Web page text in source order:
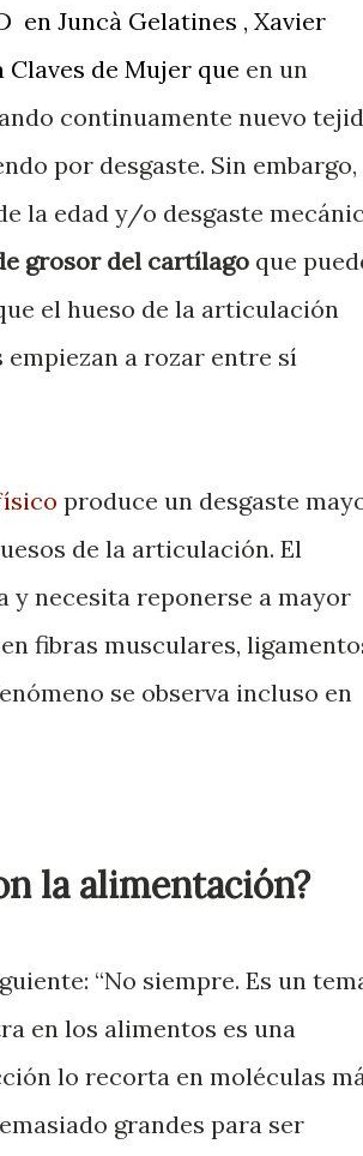
en Juncà Gelatines , Xavier
de Mujer que en un
continuamente nuevo
por desgaste. Sin embargo,
la edad y/o desgaste
grosor del cartílago que
el hueso de la articulación
empiezan a rozar entre sí
produce un desgaste
de la articulación. El
y necesita reponerse a mayor
fibras musculares,
se observa incluso en
la alimentación?
“No siempre. Es un
en los alimentos es una
lo recorta en moléculas
grandes para ser